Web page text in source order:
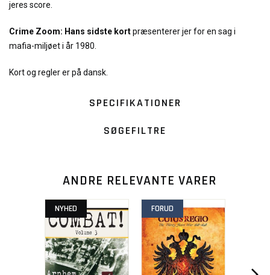
jeres score.
Crime Zoom: Hans sidste kortpræsenterer jer for en sag i
mafia-miljøet i år 1980.
Kort og regler er på dansk.
SPECIFIKATIONER
SØGEFILTRE
ANDRE RELEVANTE VARER
NYHED FORUD